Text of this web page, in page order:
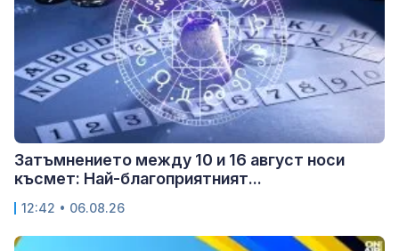
Затъмнението между 10 и 16 август носи
късмет: Най-благоприятният...
12:42 • 06.08.26